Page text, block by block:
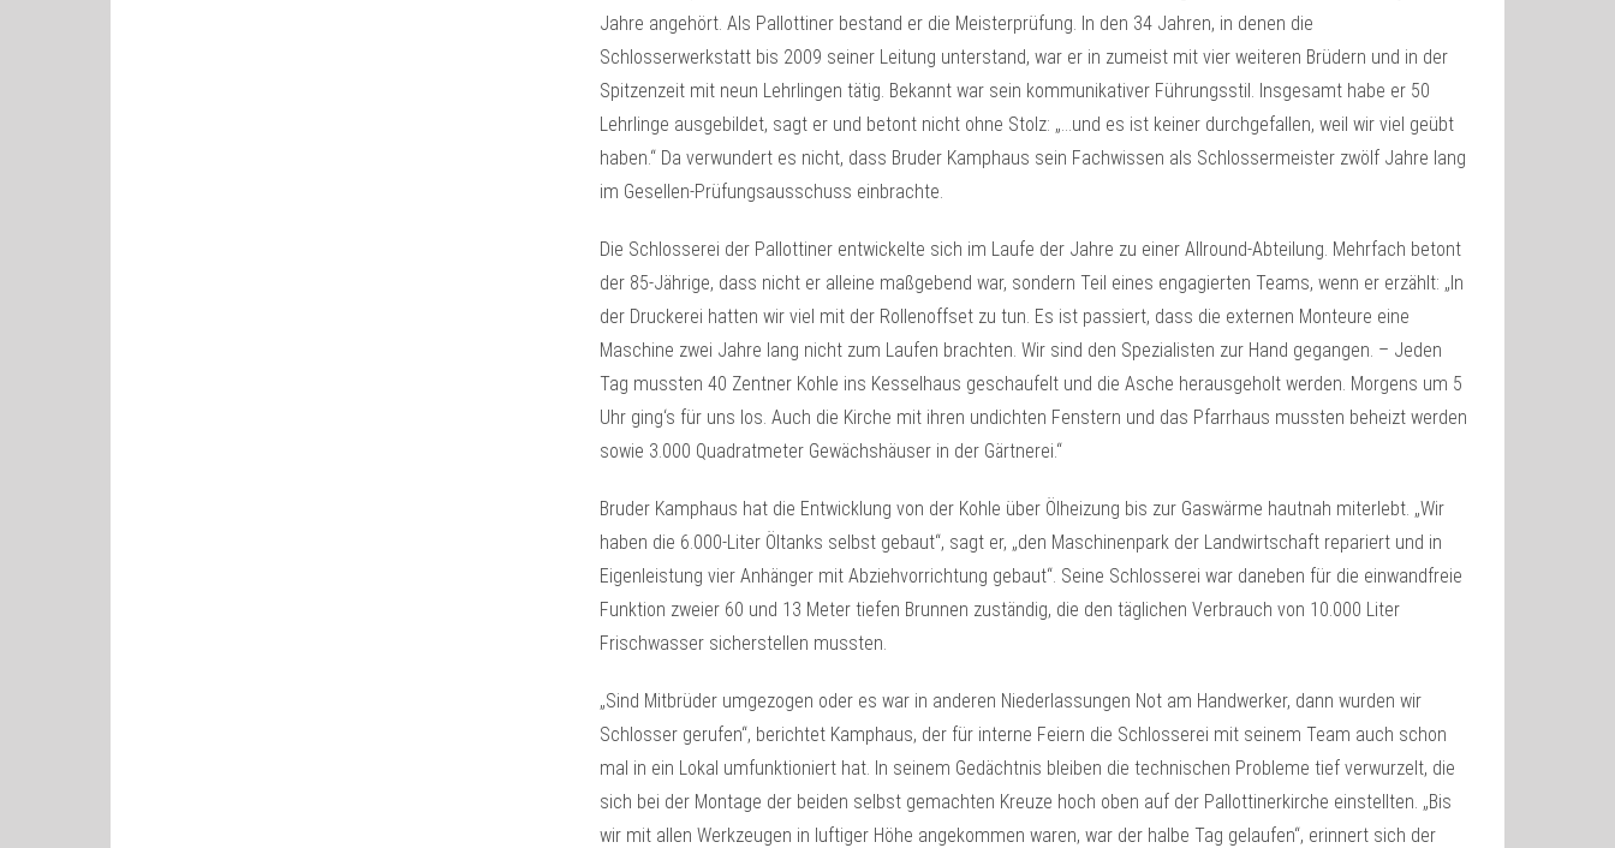
Jahre angehört. Als Pallottiner bestand er die Meisterprüfung. In den 34 Jahren, in denen die
Schlosserwerkstatt bis 2009 seiner Leitung unterstand, war er in zumeist mit vier weiteren Brüdern und in der
Spitzenzeit mit neun Lehrlingen tätig. Bekannt war sein kommunikativer Führungsstil. Insgesamt habe er 50
Lehrlinge ausgebildet, sagt er und betont nicht ohne Stolz: „…und es ist keiner durchgefallen, weil wir viel geübt
haben.“ Da verwundert es nicht, dass Bruder Kamphaus sein Fachwissen als Schlossermeister zwölf Jahre lang
im Gesellen-Prüfungsausschuss einbrachte.
Die Schlosserei der Pallottiner entwickelte sich im Laufe der Jahre zu einer Allround-Abteilung. Mehrfach betont
der 85-Jährige, dass nicht er alleine maßgebend war, sondern Teil eines engagierten Teams, wenn er erzählt: „In
der Druckerei hatten wir viel mit der Rollenoffset zu tun. Es ist passiert, dass die externen Monteure eine
Maschine zwei Jahre lang nicht zum Laufen brachten. Wir sind den Spezialisten zur Hand gegangen. – Jeden
Tag mussten 40 Zentner Kohle ins Kesselhaus geschaufelt und die Asche herausgeholt werden. Morgens um 5
Uhr ging‘s für uns los. Auch die Kirche mit ihren undichten Fenstern und das Pfarrhaus mussten beheizt werden
sowie 3.000 Quadratmeter Gewächshäuser in der Gärtnerei.“
Bruder Kamphaus hat die Entwicklung von der Kohle über Ölheizung bis zur Gaswärme hautnah miterlebt. „Wir
haben die 6.000-Liter Öltanks selbst gebaut“, sagt er, „den Maschinenpark der Landwirtschaft repariert und in
Eigenleistung vier Anhänger mit Abziehvorrichtung gebaut“. Seine Schlosserei war daneben für die einwandfreie
Funktion zweier 60 und 13 Meter tiefen Brunnen zuständig, die den täglichen Verbrauch von 10.000 Liter
Frischwasser sicherstellen mussten.
„Sind Mitbrüder umgezogen oder es war in anderen Niederlassungen Not am Handwerker, dann wurden wir
Schlosser gerufen“, berichtet Kamphaus, der für interne Feiern die Schlosserei mit seinem Team auch schon
mal in ein Lokal umfunktioniert hat. In seinem Gedächtnis bleiben die technischen Probleme tief verwurzelt, die
sich bei der Montage der beiden selbst gemachten Kreuze hoch oben auf der Pallottinerkirche einstellten. „Bis
wir mit allen Werkzeugen in luftiger Höhe angekommen waren, war der halbe Tag gelaufen“, erinnert sich der